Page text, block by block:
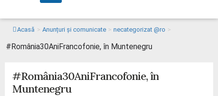
Acasă > Anunțuri și comunicate > necategorizat @ro >
#România30AniFrancofonie, în Muntenegru
#România30AniFrancofonie, în
Muntenegru